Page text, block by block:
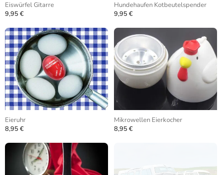
Eiswürfel Gitarre
9,95 €
Hundehaufen Kotbeutelspender
9,95 €
Eieruhr
8,95 €
Mikrowellen Eierkocher
8,95 €